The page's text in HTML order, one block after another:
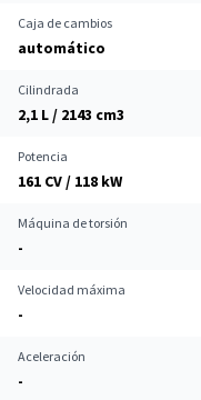
Caja de cambios
automático
Cilindrada
2,1 L / 2143 cm3
Potencia
161 CV / 118 kW
Máquina de torsión
-
Velocidad máxima
-
Aceleración
-